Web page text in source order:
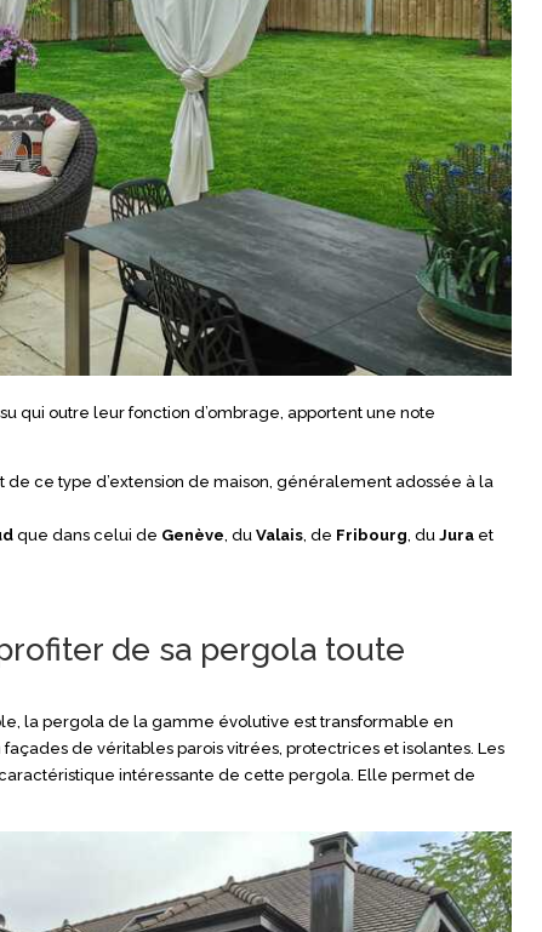
qui outre leur fonction d’ombrage, apportent une note
de ce type d’extension de maison, généralement adossée à la
que dans celui de Genève, duValais, de Fribourg, duJura et
de sa pergola toute
la pergola de la gamme évolutive est transformable en
façades de véritables parois vitrées, protectrices et isolantes. Les
intéressante de cette pergola. Elle permet de